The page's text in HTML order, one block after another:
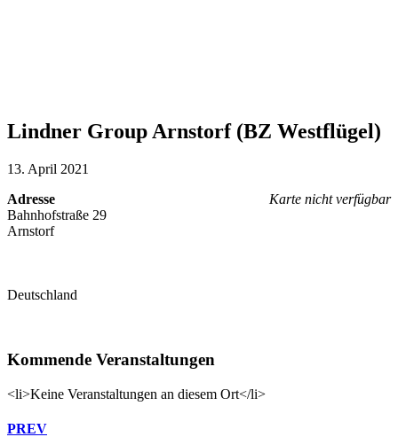
Lindner Group Arnstorf (BZ Westflügel)
13. April 2021
Karte nicht verfügbar
Adresse
Bahnhofstraße 29
Arnstorf
Deutschland
Kommende Veranstaltungen
<li>Keine Veranstaltungen an diesem Ort</li>
PREV